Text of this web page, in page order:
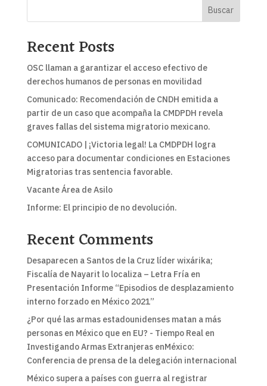
Buscar
Recent Posts
OSC llaman a garantizar el acceso efectivo de
derechos humanos de personas en movilidad
Comunicado: Recomendación de CNDH emitida a
partir de un caso que acompaña la CMDPDH revela
graves fallas del sistema migratorio mexicano.
COMUNICADO | ¡Victoria legal! La CMDPDH logra
acceso para documentar condiciones en Estaciones
Migratorias tras sentencia favorable.
Vacante Área de Asilo
Informe: El principio de no devolución.
Recent Comments
Desaparecen a Santos de la Cruz líder wixárika;
Fiscalía de Nayarit lo localiza – Letra Fríaen
Presentación Informe “Episodios de desplazamiento
interno forzado en México 2021”
¿Por qué las armas estadounidenses matan a más
personas en México que en EU? - Tiempo Realen
Investigando Armas Extranjeras enMéxico:
Conferencia de prensa de la delegación internacional
México supera a países con guerra al registrar